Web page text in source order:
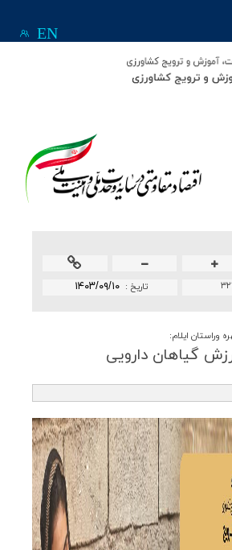
EN
تاريخ : ۱۴۰۳/۰۹/۱۰
وراستان ایلام:
گیاهان دارویی